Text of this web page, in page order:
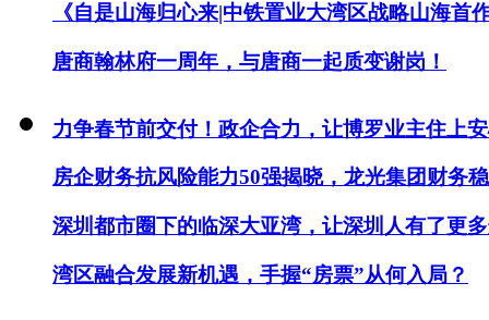
《自是山海归心来|中铁置业大湾区战略山海首
唐商翰林府一周年，与唐商一起质变谢岗！
力争春节前交付！政企合力，让博罗业主住上
房企财务抗风险能力50强揭晓，龙光集团财务
深圳都市圈下的临深大亚湾，让深圳人有了更
湾区融合发展新机遇，手握“房票”从何入局？